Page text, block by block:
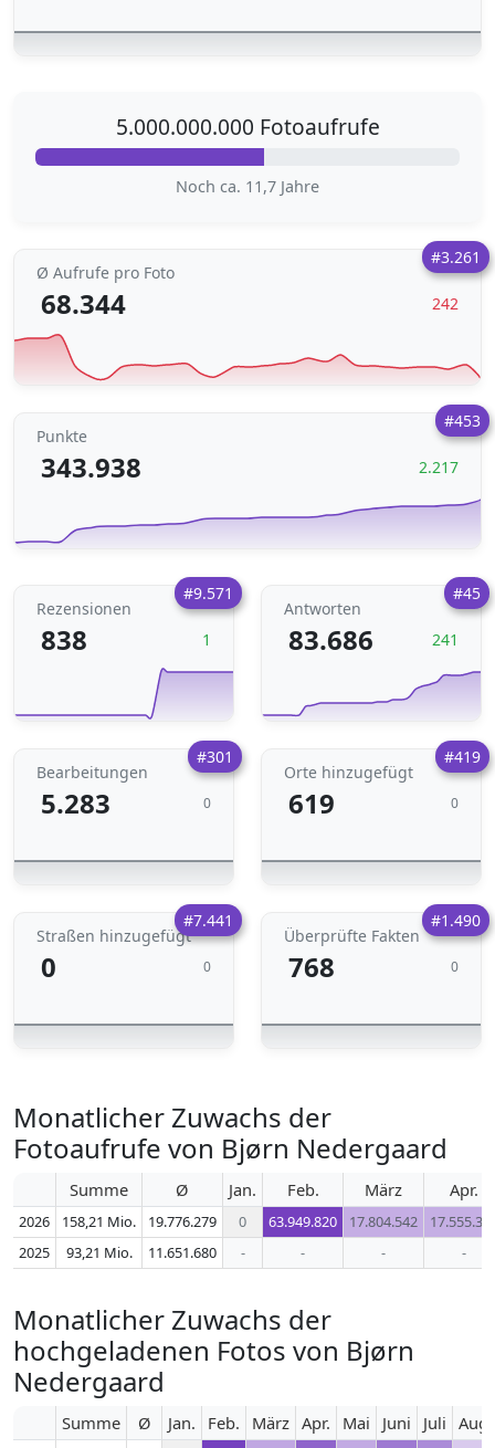
5.000.000.000 Fotoaufrufe
Noch ca. 11,7 Jahre
#3.261
Ø Aufrufe pro Foto
68.344 242
#453
Punkte
343.938 2.217
#9.571
Rezensionen
838 1
#45
Antworten
83.686 241
#301
Bearbeitungen
5.283 0
#419
Orte hinzugefügt
619 0
#7.441
Straßen hinzugefügt
0 0
#1.490
Überprüfte Fakten
768 0
Monatlicher Zuwachs der
Fotoaufrufe von Bjørn Nedergaard
Summe Ø Jan. Feb. März Apr.
2026 158,21 Mio. 19.776.279 0 63.949.820 17.804.542
2025
93,21 Mio. 11.651.680 - - - -
Monatlicher Zuwachs der
hochgeladenen Fotos von Bjørn
Nedergaard
Summe Ø Jan. Feb. März Apr. Mai Juni Juli Aug.